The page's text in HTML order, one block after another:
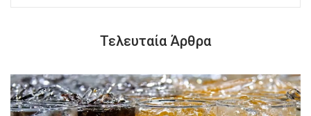
Τελευταία Άρθρα